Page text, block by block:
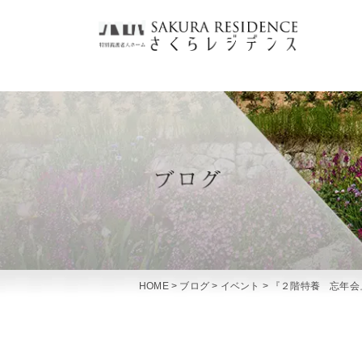
HOME> ブログ > イベント > 『２階特養 忘年会